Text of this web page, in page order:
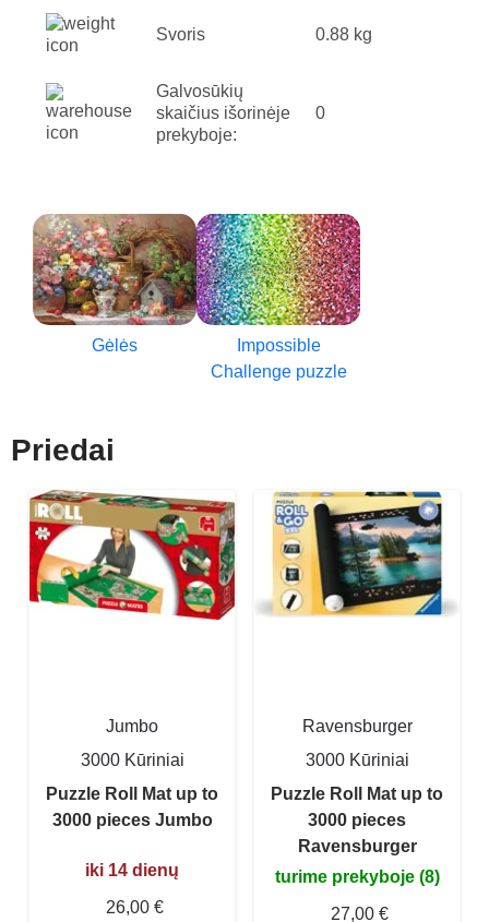
Svoris 0.88 kg
Galvosūkių
skaičius išorinėje
prekyboje:
0
Gėlės
Impossible
Challenge puzzle
Priedai
Jumbo
3000 Kūriniai
Puzzle Roll Mat up to
3000 pieces Jumbo
iki 14 dienų
26,00 €
Ravensburger
3000 Kūriniai
Puzzle Roll Mat up to
3000 pieces
Ravensburger
turime prekyboje (8)
27,00 €